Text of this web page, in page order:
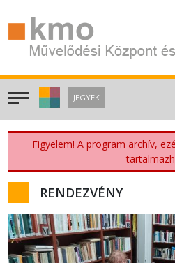
JEGYEK
Figyelem! A program archív,
RENDEZVÉNY